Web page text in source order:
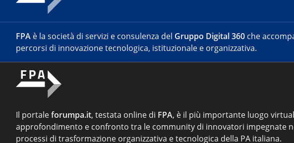
FPA è la società di servizi e consulenza del Gruppo Digital 360 che
percorsi di innovazione tecnologica, istituzionale e organizzativa.
Il portaleforumpa.it, testata online di FPA, è il più importante luogo
approfondimento e confronto tra le community di innovatori impegnate
processi di trasformazione organizzativa e tecnologica della PA italiana.